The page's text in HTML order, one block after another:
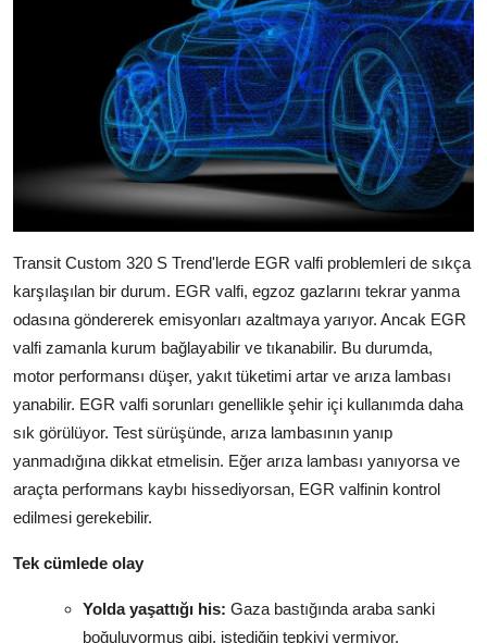
Transit Custom 320 S Trend'lerde EGR valfi problemleri de sıkça
karşılaşılan bir durum. EGR valfi, egzoz gazlarını tekrar yanma
odasına göndererek emisyonları azaltmaya yarıyor. Ancak EGR
valfi zamanla kurum bağlayabilir ve tıkanabilir. Bu durumda,
motor performansı düşer, yakıt tüketimi artar ve arıza lambası
yanabilir. EGR valfi sorunları genellikle şehir içi kullanımda daha
sık görülüyor. Test sürüşünde, arıza lambasının yanıp
yanmadığına dikkat etmelisin. Eğer arıza lambası yanıyorsa ve
araçta performans kaybı hissediyorsan, EGR valfinin kontrol
edilmesi gerekebilir.
Tek cümlede olay
Yolda yaşattığı his: Gaza bastığında araba sanki
boğuluyormuş gibi, istediğin tepkiyi vermiyor.